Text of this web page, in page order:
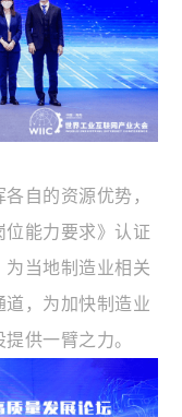
自的资源优势，
能力要求》认证
当地制造业相关
，为加快制造业
供一臂之力。